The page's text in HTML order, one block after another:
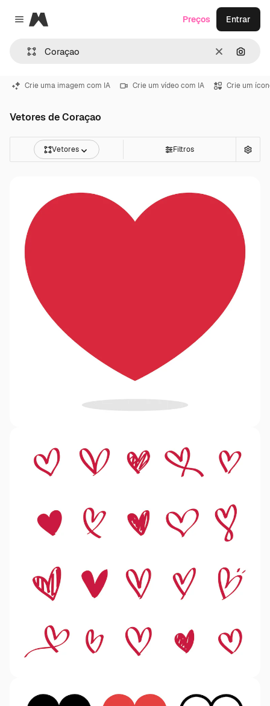
Close menu
Magnific
Limpar
Preços Entrar
Crie uma imagem com IA Crie um vídeo com IA Crie um
Vetores de Coraçao
Vetores Filtros